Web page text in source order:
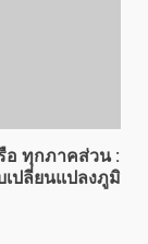
อ ทุกภาคส่วน :
เปลี่ยนแปลงภูมิ